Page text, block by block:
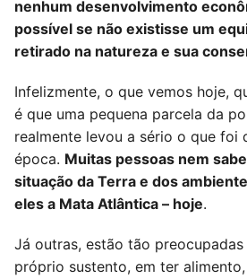
nenhum desenvolvimento
possível se não existisse um
retirado na natureza e sua
Infelizmente, o que vemos hoje,
é que uma pequena parcela da
realmente levou a sério o que foi
época. Muitas pessoas nem
situação da Terra e dos
eles a Mata Atlântica – hoje.
Já outras, estão tão
próprio sustento, em ter